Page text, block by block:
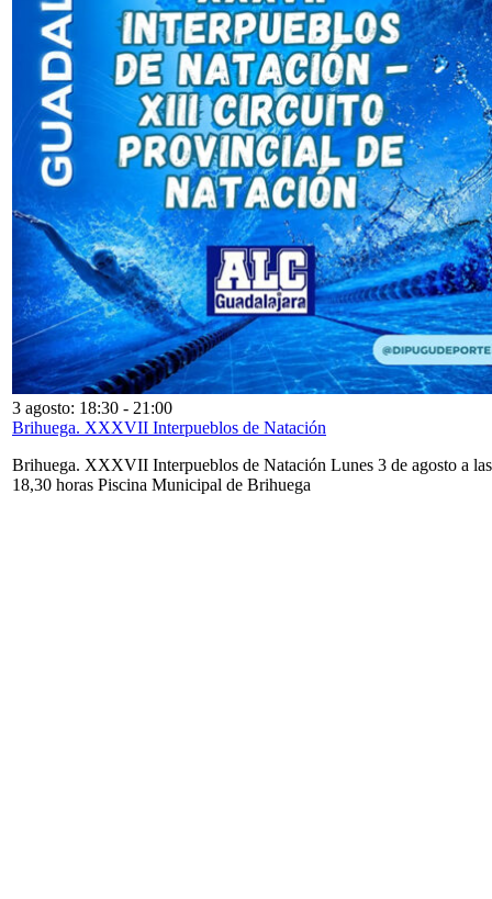
3 agosto: 18:30 - 21:00
Brihuega. XXXVII Interpueblos de Natación
Brihuega. XXXVII Interpueblos de Natación Lunes 3 de agosto a las
18,30 horas Piscina Municipal de Brihuega